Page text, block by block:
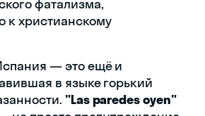
фатализма,
к христианскому
— это ещё и
в языке горький
"Las paredes oyen"